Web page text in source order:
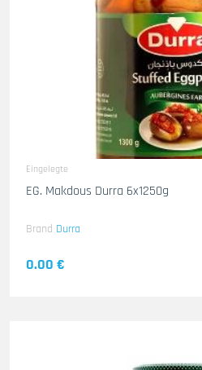
Eingelegte
EG. Makdous Durra 6x1250g
Brand Durra
0.00 €